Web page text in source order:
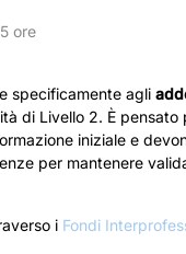
ore
specificamente agli
di Livello 2. È pensato
iniziale e
per mantenere
i Fondi